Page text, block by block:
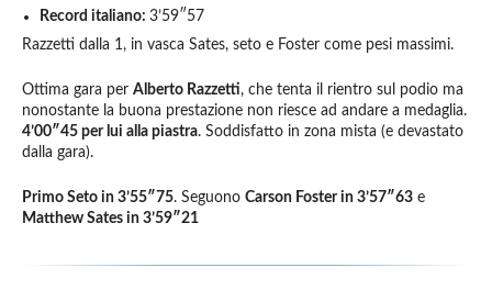
Record italiano: 3’59″57
Razzetti dalla 1, in vasca Sates, seto e Foster come pesi massimi.
Ottima gara per Alberto Razzetti, che tenta il rientro sul podio ma
nonostante la buona prestazione non riesce ad andare a medaglia.
4’00″45 per lui alla piastra. Soddisfatto in zona mista (e devastato
dalla gara).
Primo Seto in 3’55″75. Seguono Carson Foster in 3’57″63 e
Matthew Sates in 3’59″21